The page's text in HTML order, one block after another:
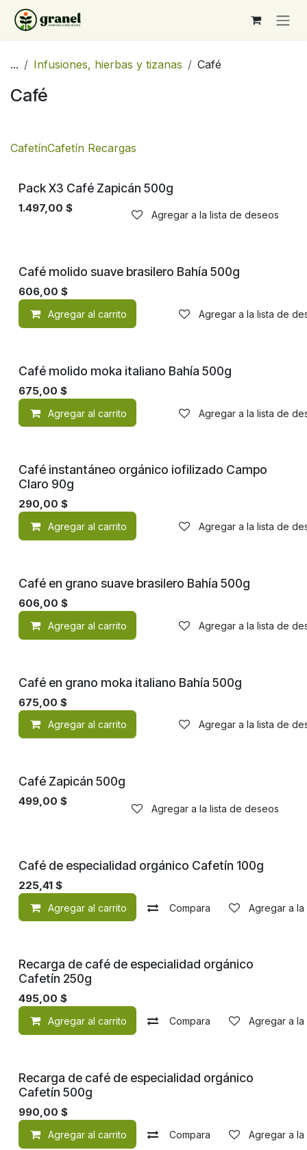
Ir al contenido
... Infusiones, hierbas y tizanas Café
Café
CafetínCafetín Recargas
Pack X3 Café Zapicán 500g
1.497,00 $
Agregar a la lista de deseos
Café molido suave brasilero Bahía 500g
606,00 $
Agregar al carrito Agregar a la lista de
Café molido moka italiano Bahía 500g
675,00 $
Agregar al carrito Agregar a la lista de
Orgánico
Café instantáneo orgánico iofilizado Campo
Claro 90g
290,00 $
Agregar al carrito Agregar a la lista de
Café en grano suave brasilero Bahía 500g
606,00 $
Agregar al carrito Agregar a la lista de
Café en grano moka italiano Bahía 500g
675,00 $
Agregar al carrito Agregar a la lista de
Café Zapicán 500g
499,00 $
Agregar a la lista de deseos
Orgánico
Café de especialidad orgánico Cafetín 100g
225,41 $
Agregar al carrito Compara Agregar a
Recarga de café de especialidad orgánico
Cafetín 250g
495,00 $
Agregar al carrito Compara Agregar a
Recarga de café de especialidad orgánico
Cafetín 500g
990,00 $
Agregar al carrito Compara Agregar a